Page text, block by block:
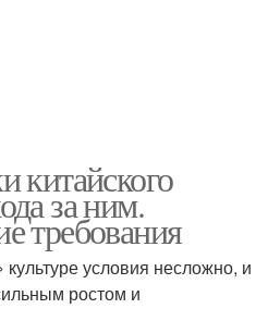
китайского
за ним.
требования
условия несложно, и
ростом и